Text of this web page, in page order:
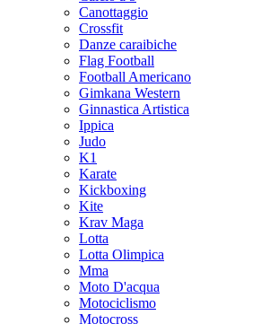
Canottaggio
Crossfit
Danze caraibiche
Flag Football
Football Americano
Gimkana Western
Ginnastica Artistica
Ippica
Judo
K1
Karate
Kickboxing
Kite
Krav Maga
Lotta
Lotta Olimpica
Mma
Moto D'acqua
Motociclismo
Motocross